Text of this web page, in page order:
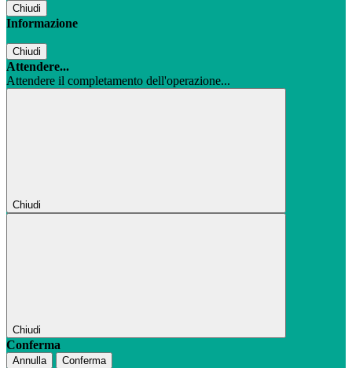
Chiudi
Informazione
Chiudi
Attendere...
Attendere il completamento dell'operazione...
Chiudi
Chiudi
Conferma
Annulla Conferma